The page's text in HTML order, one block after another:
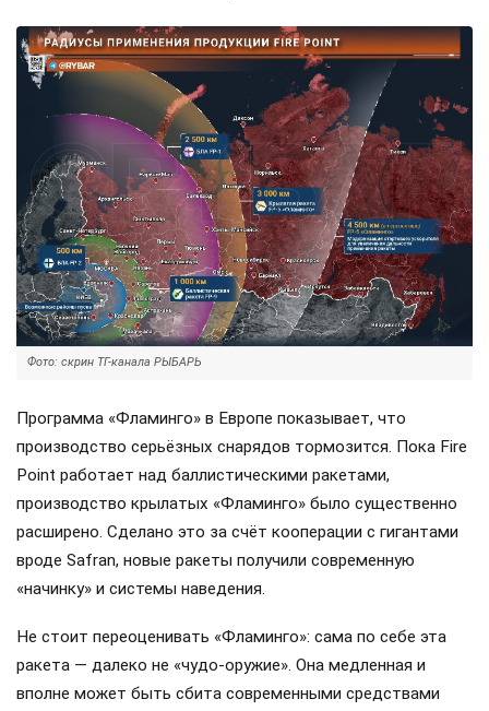
Фото: скрин ТГ-канала РЫБАРЬ
Программа «Фламинго» в Европе показывает, что
производство серьёзных снарядов тормозится. Пока Fire
Point работает над баллистическими ракетами,
производство крылатых «Фламинго» было существенно
расширено. Сделано это за счёт кооперации с гигантами
вроде Safran, новые ракеты получили современную
«начинку» и системы наведения.
Не стоит переоценивать «Фламинго»: сама по себе эта
ракета — далеко не «чудо-оружие». Она медленная и
вполне может быть сбита современными средствами